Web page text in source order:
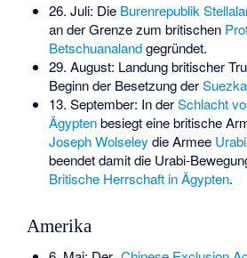
26. Juli: Die Burenrepublik
an der Grenze zum britischen
Betschuanalandgegründet.
29. August: Landung britischer
Beginn der Besetzung der
13. September: In derSchlacht
Ägyptenbesiegt eine britische
Joseph Wolseley die Armee
beendet damit die Urabi-
Britische Herrschaft in Ägypten.
Amerika